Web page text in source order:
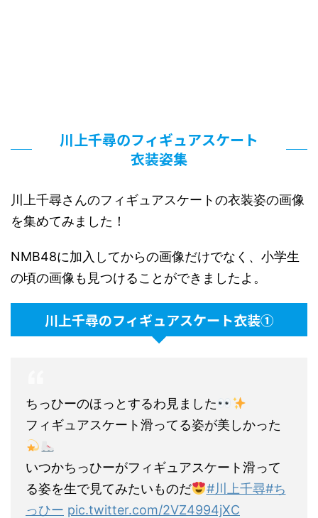
川上千尋のフィギュアスケート
衣装姿集
川上千尋さんのフィギュアスケートの衣装姿の画像
を集めてみました！
NMB48に加入してからの画像だけでなく、小学生
の頃の画像も見つけることができましたよ。
川上千尋のフィギュアスケート衣装①
ちっひーのほっとするわ見ました
フィギュアスケート滑ってる姿が美しかった
いつかちっひーがフィギュアスケート滑って
る姿を生で見てみたいものだ
#川上千尋#ち
っひー pic.twitter.com/2VZ4994jXC